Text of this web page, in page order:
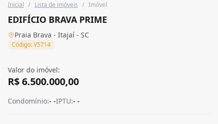
Inicial / Lista de imóveis / Imóvel
EDIFÍCIO BRAVA PRIME
Praia Brava - Itajaí - SC
Código: V5714
Valor do imóvel:
R$ 6.500.000,00
Condomínio:- -IPTU:- -